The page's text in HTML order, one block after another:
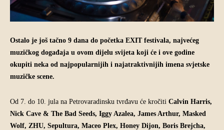
Ostalo je još tačno 9 dana do početka EXIT festivala, najvećeg
muzičkog događaja u ovom dijelu svijeta koji će i ove godine
okupiti neka od najpopularnijih i najatraktivnijih imena svjetske
muzičke scene.
Od 7. do 10. jula na Petrovaradinsku tvrđavu će kročiti Calvin Harris,
Nick Cave & The Bad Seeds, Iggy Azalea, James Arthur, Masked
Wolf, ZHU, Sepultura, Maceo Plex, Honey Dijon, Boris Brejcha,